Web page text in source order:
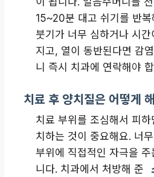
15~20분 대고 쉬기를 반
붓기가 너무 심하거나 시간
지고, 열이 동반된다면 감
니 즉시 치과에 연락해야
치료 후 양치질은 어떻게
치료 부위를 조심해서 피
치하는 것이 중요해요. 너
부위에 직접적인 자극을
니다. 치과에서 처방해 준